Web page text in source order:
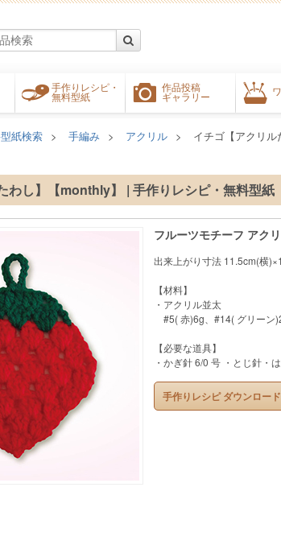
手作りレシピ・
無料型紙
作品投稿
ギャラリー
紙検索 手編み アクリル イチゴ【アクリル
わし】【monthly】 | 手作りレシピ・無料型紙
フルーツモチーフ アク
出来上がり寸法 11.5cm(横
【材料】
・アクリル並太
#5( 赤)6g、#14( グリーン
【必要な道具】
・かぎ針 6/0 号 ・とじ針・
手作りレシピ ダウンロード